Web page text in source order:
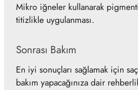
Mikro iğneler kullanarak
titizlikle uygulanması.
Sonrası Bakım
En iyi sonuçları sağlamak için
bakım yapacağınıza dair